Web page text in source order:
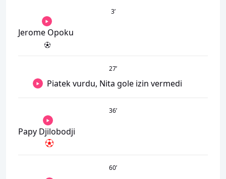
3’
Jerome Opoku
27’
Piatek vurdu, Nita gole izin vermedi
36’
Papy Djilobodji
60’